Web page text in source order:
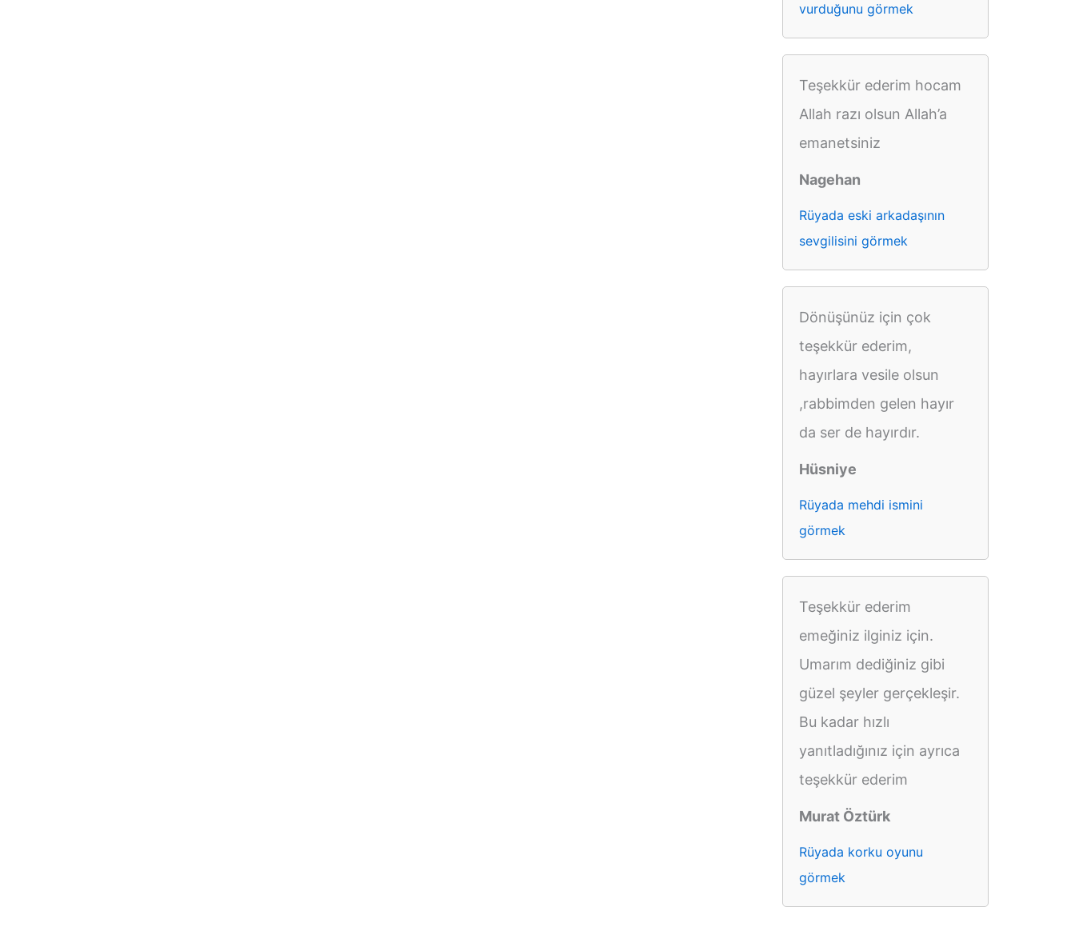
vurduğunu görmek
Teşekkür ederim hocam
Allah razı olsun Allah’a
emanetsiniz
Nagehan
Rüyada eski arkadaşının
sevgilisini görmek
Dönüşünüz için çok
teşekkür ederim,
hayırlara vesile olsun
,rabbimden gelen hayır
da ser de hayırdır.
Hüsniye
Rüyada mehdi ismini
görmek
Teşekkür ederim
emeğiniz ilginiz için.
Umarım dediğiniz gibi
güzel şeyler gerçekleşir.
Bu kadar hızlı
yanıtladığınız için ayrıca
teşekkür ederim
Murat Öztürk
Rüyada korku oyunu
görmek